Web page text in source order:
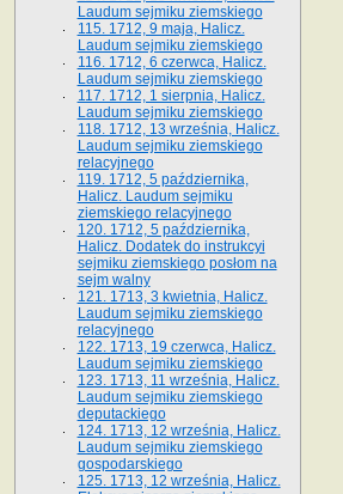
Laudum sejmiku ziemskiego
115. 1712, 9 maja, Halicz.
Laudum sejmiku ziemskiego
116. 1712, 6 czerwca, Halicz.
Laudum sejmiku ziemskiego
117. 1712, 1 sierpnia, Halicz.
Laudum sejmiku ziemskiego
118. 1712, 13 września, Halicz.
Laudum sejmiku ziemskiego
relacyjnego
119. 1712, 5 października,
Halicz. Laudum sejmiku
ziemskiego relacyjnego
120. 1712, 5 października,
Halicz. Dodatek do instrukcyi
sejmiku ziemskiego posłom na
sejm walny
121. 1713, 3 kwietnia, Halicz.
Laudum sejmiku ziemskiego
relacyjnego
122. 1713, 19 czerwca, Halicz.
Laudum sejmiku ziemskiego
123. 1713, 11 września, Halicz.
Laudum sejmiku ziemskiego
deputackiego
124. 1713, 12 września, Halicz.
Laudum sejmiku ziemskiego
gospodarskiego
125. 1713, 12 września, Halicz.